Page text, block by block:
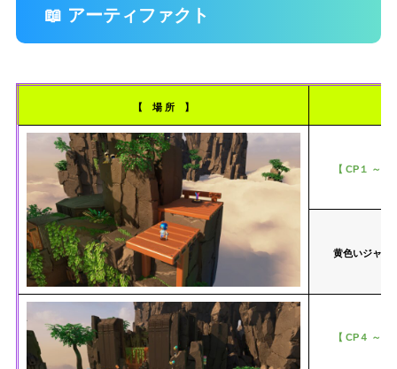
📖 アーティファクト
【 場 所 】
【 CP１ ～
黄色いジャン
【 CP４ ～